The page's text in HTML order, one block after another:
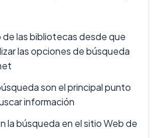
de las bibliotecas desde que
las opciones de búsqueda
son el principal punto
información
la búsqueda en el sitio Web de